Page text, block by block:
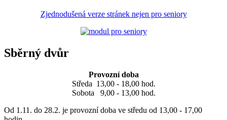
Zjednodušená verze stránek nejen pro seniory
Sběrný dvůr
Provozní doba
Středa 13,00 - 18,00 hod.
Sobota 9,00 - 13,00 hod.
Od 1.11. do 28.2. je provozní doba ve středu od 13,00 - 17,00